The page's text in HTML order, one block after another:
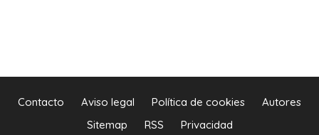
Contacto Aviso legal Política de cookies
Autores
Sitemap
RSS Privacidad